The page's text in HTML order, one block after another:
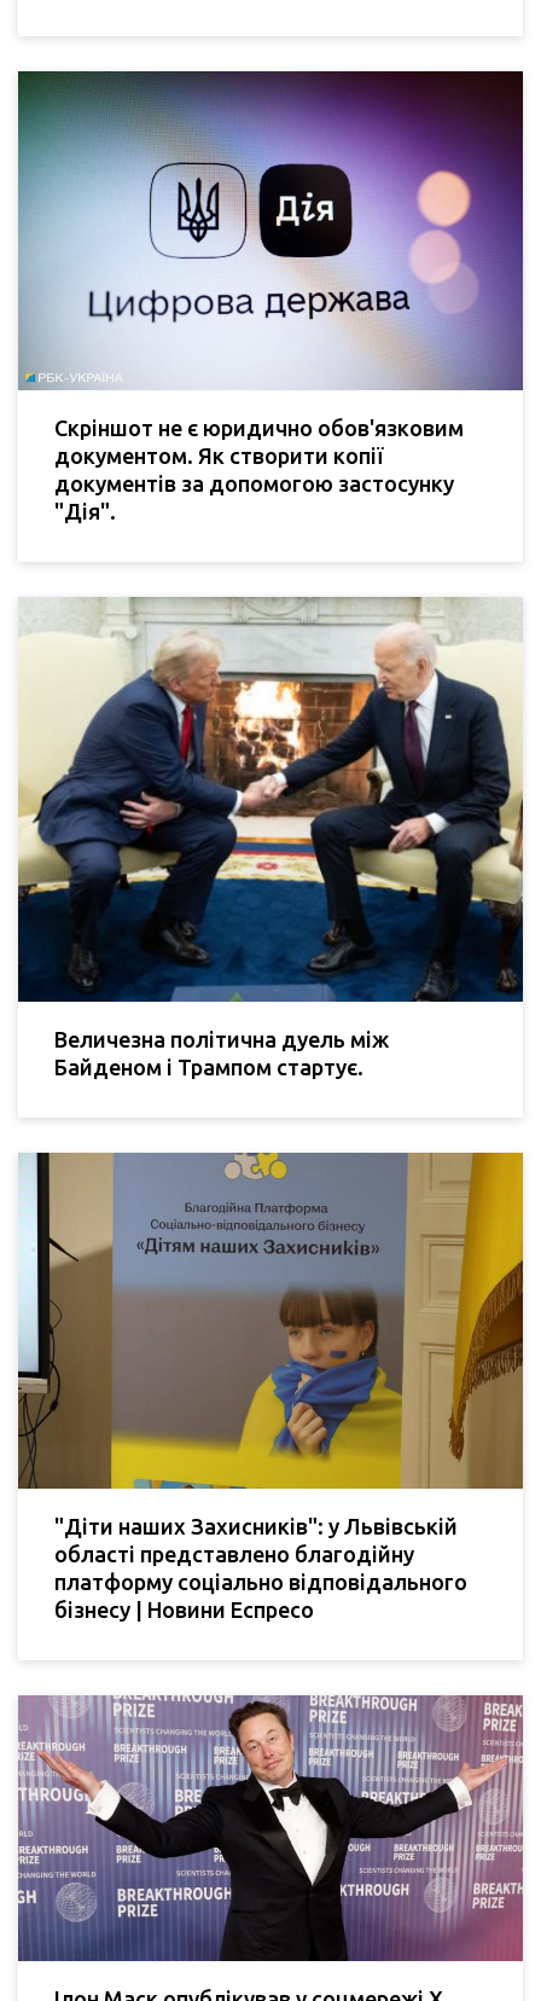
Скріншот не є юридично обов'язковим
документом. Як створити копії
документів за допомогою застосунку
"Дія".
Величезна політична дуель між
Байденом і Трампом стартує.
"Діти наших Захисників": у Львівській
області представлено благодійну
платформу соціально відповідального
бізнесу | Новини Еспресо